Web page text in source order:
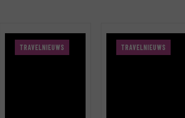
TRAVELNIEUWS TRAVELNIEUWS